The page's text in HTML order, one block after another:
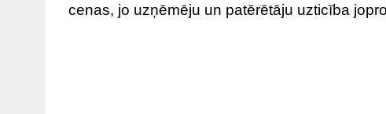
cenas, jo uzņēmēju un patērētāju uzticība